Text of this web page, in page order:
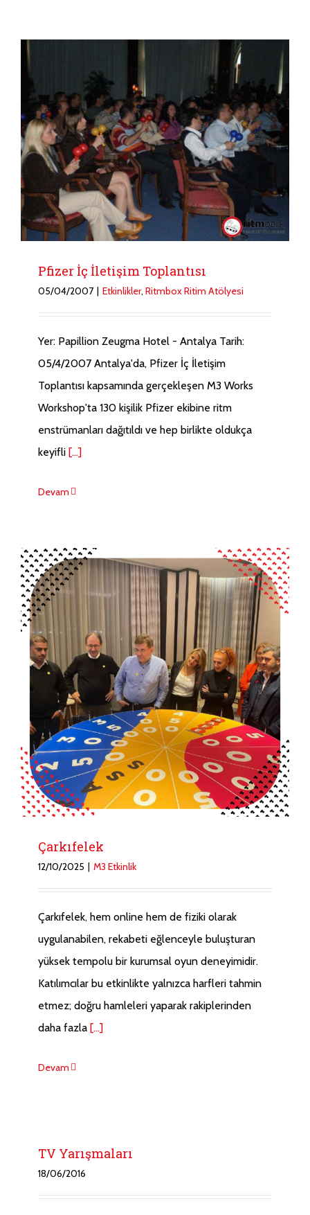
Pfizer İç İletişim Toplantısı
05/04/2007 | Etkinlikler, Ritmbox Ritim Atölyesi
Yer: Papillion Zeugma Hotel - Antalya Tarih:
05/4/2007 Antalya'da, Pfizer İç İletişim
Toplantısı kapsamında gerçekleşen M3 Works
Workshop'ta 130 kişilik Pfizer ekibine ritm
enstrümanları dağıtıldı ve hep birlikte oldukça
keyifli [...]
Devam
Çarkıfelek
12/10/2025 | M3 Etkinlik
Çarkıfelek, hem online hem de fiziki olarak
uygulanabilen, rekabeti eğlenceyle buluşturan
yüksek tempolu bir kurumsal oyun deneyimidir.
Katılımcılar bu etkinlikte yalnızca harfleri tahmin
etmez; doğru hamleleri yaparak rakiplerinden
daha fazla [...]
Devam
TV Yarışmaları
18/06/2016